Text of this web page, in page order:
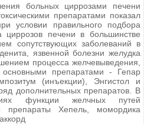
больных циррозами печени
препаратами показал
условии правильного подбора
циррозов печени в большинстве
сопутствующих заболеваний в
язвенной болезни желудка
процесса желчевыведения,
препаратами - Гепар
(инъекции), Энгистол и
дополнительных препаратов. В
функции желчных путей
препараты Хепель, момордика